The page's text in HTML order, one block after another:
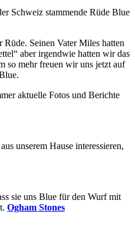
Schweiz stammende Rüde Blue
Seinen Vater Miles hatten
aber irgendwie hatten wir das
so mehr freuen wir uns jetzt auf
aktuelle Fotos und Berichte
unserem Hause interessieren,
sie uns Blue für den Wurf mit
Ogham Stones